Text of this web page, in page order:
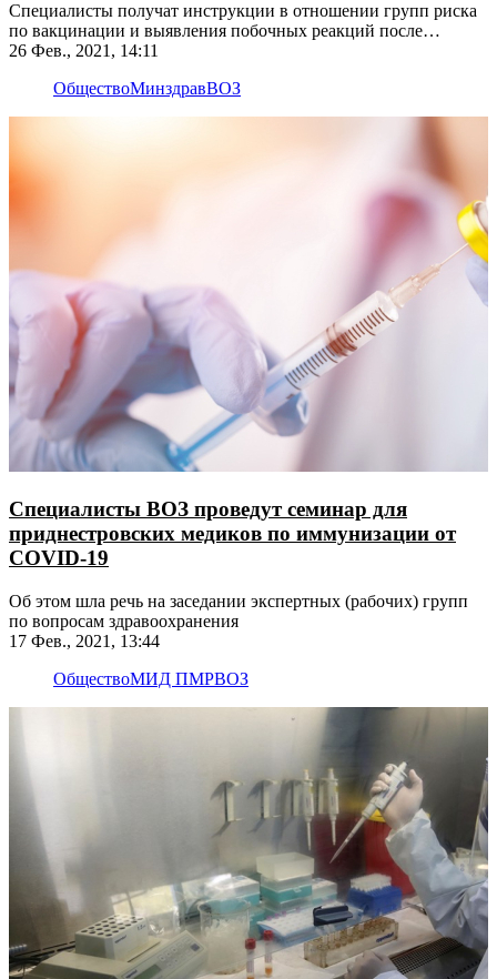
Специалисты получат инструкции в отношении групп риска
по вакцинации и выявления побочных реакций после
прививки
26 Фев., 2021, 14:11
ОбществоМинздравВОЗ
Специалисты ВОЗ проведут семинар для
приднестровских медиков по иммунизации от
COVID-19
Об этом шла речь на заседании экспертных (рабочих) групп
по вопросам здравоохранения
17 Фев., 2021, 13:44
ОбществоМИД ПМРВОЗ